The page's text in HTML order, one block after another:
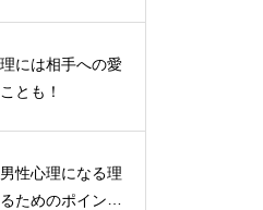
には相手への愛
とも！
性心理になる理
ためのポイント